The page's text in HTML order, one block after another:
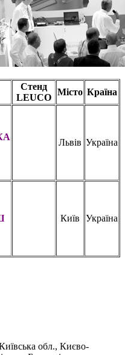
Стенд
LEUCO
Місто Країна
Львів Україна
Київ Україна
обл., Києво-